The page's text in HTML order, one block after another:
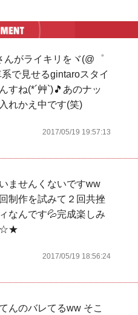
んがライキリをヾ(@゜
で見せるgintaroスタイ
すね(*´艸`)🎵あのナッ
れかえ中です(笑)
2017/05/19 19:57:13
ませんくないですww
制作を試みて２回共挫
なんです💦完成楽しみ
☆★
2017/05/19 18:56:24
んのバレてるww そこ